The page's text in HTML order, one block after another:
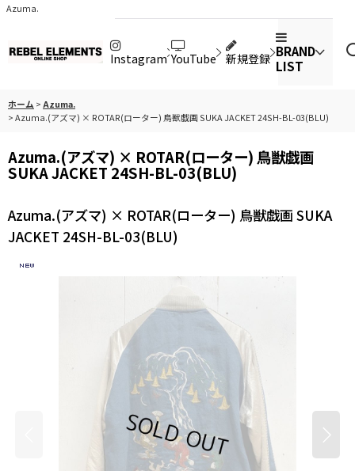
Azuma.
Instagram YouTube 新規登録 BRAND
LIST
ホーム > Azuma.
>Azuma.(アズマ) × ROTAR(ローター) 鳥獣戯画 SUKA JACKET 24SH-BL-03(BLU)
Azuma.(アズマ) × ROTAR(ローター) 鳥獣戯画
SUKA JACKET 24SH-BL-03(BLU)
Azuma.(アズマ) × ROTAR(ローター) 鳥獣戯画 SUKA
JACKET 24SH-BL-03(BLU)